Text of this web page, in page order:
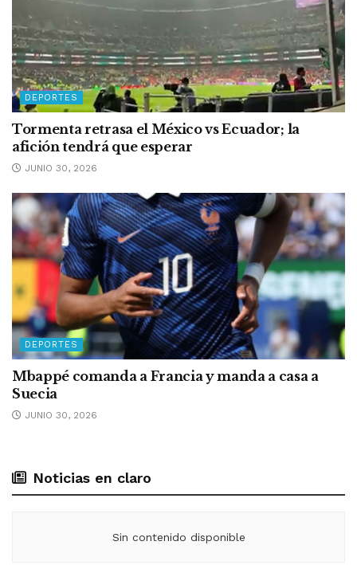
DEPORTES
Tormenta retrasa el México vs Ecuador; la
afición tendrá que esperar
JUNIO 30, 2026
DEPORTES
Mbappé comanda a Francia y manda a casa a
Suecia
JUNIO 30, 2026
Noticias en claro
Sin contenido disponible